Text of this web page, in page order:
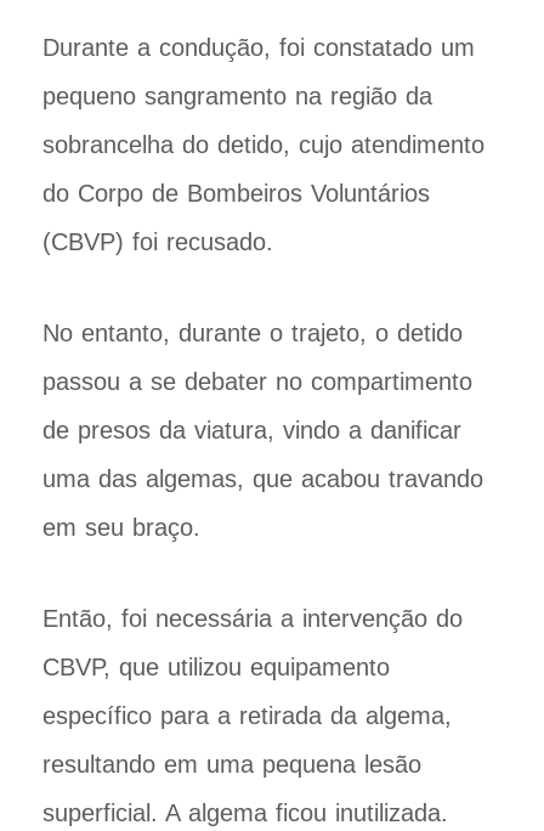
Durante a condução, foi constatado um
pequeno sangramento na região da
sobrancelha do detido, cujo atendimento
do Corpo de Bombeiros Voluntários
(CBVP) foi recusado.
No entanto, durante o trajeto, o detido
passou a se debater no compartimento
de presos da viatura, vindo a danificar
uma das algemas, que acabou travando
em seu braço.
Então, foi necessária a intervenção do
CBVP, que utilizou equipamento
específico para a retirada da algema,
resultando em uma pequena lesão
superficial. A algema ficou inutilizada.